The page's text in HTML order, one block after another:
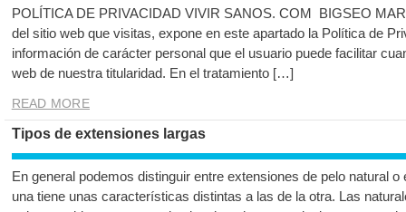
POLÍTICA DE PRIVACIDAD VIVIR SANOS. COM BIGSEO
del sitio web que visitas, expone en este apartado la Política de
información de carácter personal que el usuario puede facilitar
web de nuestra titularidad. En el tratamiento […]
READ MORE
Tipos de extensiones largas
En general podemos distinguir entre extensiones de pelo natural
una tiene unas características distintas a las de la otra. Las